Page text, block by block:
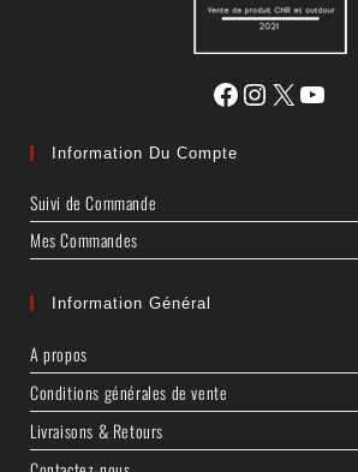
Information Du Compte
Suivi de Commande
Mes Commandes
Information Général
A propos
Conditions générales de vente
Livraisons & Retours